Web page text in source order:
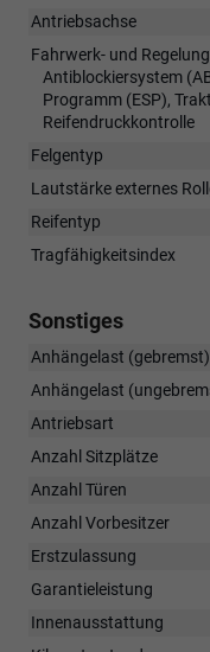
Antriebsachse
Fahrwerk- und
Antiblockiersystem
Programm (ESP),
Reifendruckkontrolle
Felgentyp
Lautstärke externes
Reifentyp
Tragfähigkeitsindex
Sonstiges
Anhängelast (gebremst)
Anhängelast
Antriebsart
Anzahl Sitzplätze
Anzahl Türen
Anzahl Vorbesitzer
Erstzulassung
Garantieleistung
Innenausstattung